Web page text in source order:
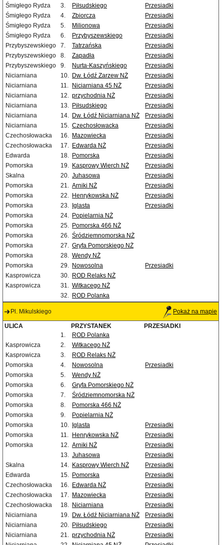
Śmigłego Rydza
3. Piłsudskiego
Przesiadki
Śmigłego Rydza
4. Zbiorcza
Przesiadki
Śmigłego Rydza
5. Milionowa
Przesiadki
Śmigłego Rydza
6. Przybyszewskiego
Przesiadki
Przybyszewskiego
7. Tatrzańska
Przesiadki
Przybyszewskiego
8. Zapadła
Przesiadki
Przybyszewskiego
9. Nurta-Kaszyńskiego
Przesiadki
Niciarniana
10. Dw. Łódź Zarzew NŻ
Przesiadki
Niciarniana
11. Niciarniana 45 NŻ
Przesiadki
Niciarniana
12. przychodnia NŻ
Przesiadki
Niciarniana
13. Piłsudskiego
Przesiadki
Niciarniana
14. Dw. Łódź Niciarniana NŻ
Przesiadki
Niciarniana
15. Czechosłowacka
Przesiadki
Czechosłowacka
16. Mazowiecka
Przesiadki
Czechosłowacka
17. Edwarda NŻ
Przesiadki
Edwarda
18. Pomorska
Przesiadki
Pomorska
19. Kasprowy Wierch NŻ
Przesiadki
Skalna
20. Juhasowa
Przesiadki
Pomorska
21. Arniki NŻ
Przesiadki
Pomorska
22. Henrykowska NŻ
Przesiadki
Pomorska
23. Iglasta
Przesiadki
Pomorska
24. Popielarnia NŻ
Pomorska
25. Pomorska 466 NŻ
Pomorska
26. Śródziemnomorska NŻ
Pomorska
27. Gryfa Pomorskiego NŻ
Pomorska
28. Wendy NŻ
Pomorska
29. Nowosolna
Przesiadki
Kasprowicza
30. ROD Relaks NŻ
Kasprowicza
31. Witkacego NŻ
32. ROD Polanka
Pl. Mikulskiego Pokaż na mapie
ULICA PRZYSTANEK
PRZESIADKI
1.
ROD Polanka
Kasprowicza
2.
Witkacego NŻ
Kasprowicza
3.
ROD Relaks NŻ
Pomorska
4. Nowosolna
Przesiadki
Pomorska
5.
Wendy NŻ
Pomorska
6.
Gryfa Pomorskiego NŻ
Pomorska
7.
Śródziemnomorska NŻ
Pomorska
8.
Pomorska 466 NŻ
Pomorska
9.
Popielarnia NŻ
Pomorska
10. Iglasta
Przesiadki
Pomorska
11. Henrykowska NŻ
Przesiadki
Pomorska
12. Arniki NŻ
Przesiadki
13. Juhasowa
Przesiadki
Skalna
14. Kasprowy Wierch NŻ
Przesiadki
Edwarda
15. Pomorska
Przesiadki
Czechosłowacka
16. Edwarda NŻ
Przesiadki
Czechosłowacka
17. Mazowiecka
Przesiadki
Czechosłowacka
18. Niciarniana
Przesiadki
Niciarniana
19. Dw. Łódź Niciarniana NŻ
Przesiadki
Niciarniana
20. Piłsudskiego
Przesiadki
Niciarniana
21. przychodnia NŻ
Przesiadki